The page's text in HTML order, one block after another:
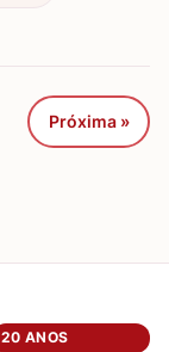
Próxima »
20 ANOS